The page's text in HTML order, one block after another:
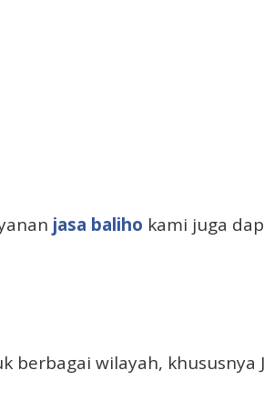
jasa baliho kami juga
wilayah, khususnya